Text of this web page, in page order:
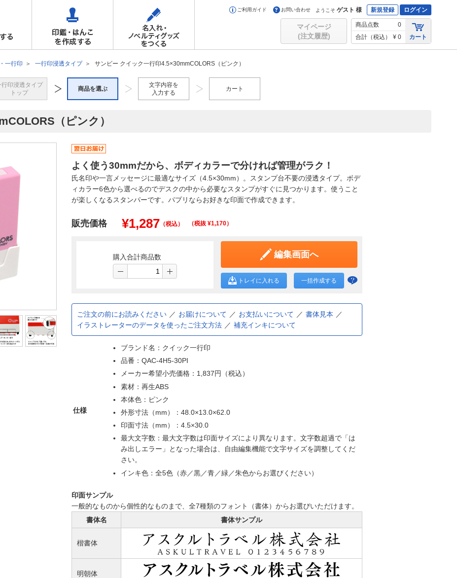
ご利用ガイド お問い合わせ ようこそ ゲスト 様 新規登録 ログイン
マイページ
(注文履歴)
商品点数
0
合計（税込）
¥ 0 カート
一行印 一行印浸透タイプ サンビー クイック一行印4.5×30mmCOLORS（ピンク）
行印浸透タイプ
トップ
商品を選ぶ
文字内容を
入力する
カート
（ピンク）
よく使う30mmだから、ボディカラーで分ければ管理がラク！
氏名印や一言メッセージに最適なサイズ（4.5×30mm）。スタンプ台不要の浸透タイプ。ボデ
ィカラー6色から選べるのでデスクの中から必要なスタンプがすぐに見つかります。使うこと
が楽しくなるスタンパーです。パプリならお好きな印面で作成できます。
販売価格 ¥1,287 （税込） （税抜 ¥1,170）
購入合計商品数 編集画面へ
トレイに入れる 一括作成する
ご注文の前にお読みください お届けについて お支払いについて
書体見本
イラストレーターのデータを使ったご注文方法
補充インキについて
仕様
ブランド名：クイック一行印
品番：QAC-4H5-30PI
メーカー希望小売価格：1,837円（税込）
素材：再生ABS
本体色：ピンク
外形寸法（mm）：48.0×13.0×62.0
印面寸法（mm）：4.5×30.0
最大文字数：最大文字数は印面サイズにより異なります。文字数超過で「は
み出しエラー」となった場合は、自由編集機能で文字サイズを調整してくだ
さい。
インキ色：全5色（赤／黒／青／緑／朱色からお選びください）
印面サンプル
一般的なものから個性的なものまで、全7種類のフォント（書体）からお選びいただけます。
書体名
書体サンプル
楷書体
明朝体